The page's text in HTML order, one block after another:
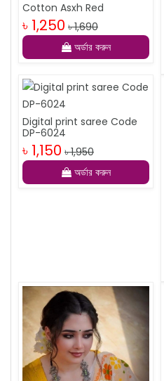
Cotton Asxh Red
৳ 1,250 ৳ 1,690
অর্ডার করুন
Digital print saree Code
DP-6024
৳ 1,150 ৳ 1,950
অর্ডার করুন